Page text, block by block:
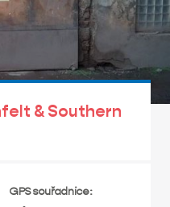
& Southern
GPS souřadnice: